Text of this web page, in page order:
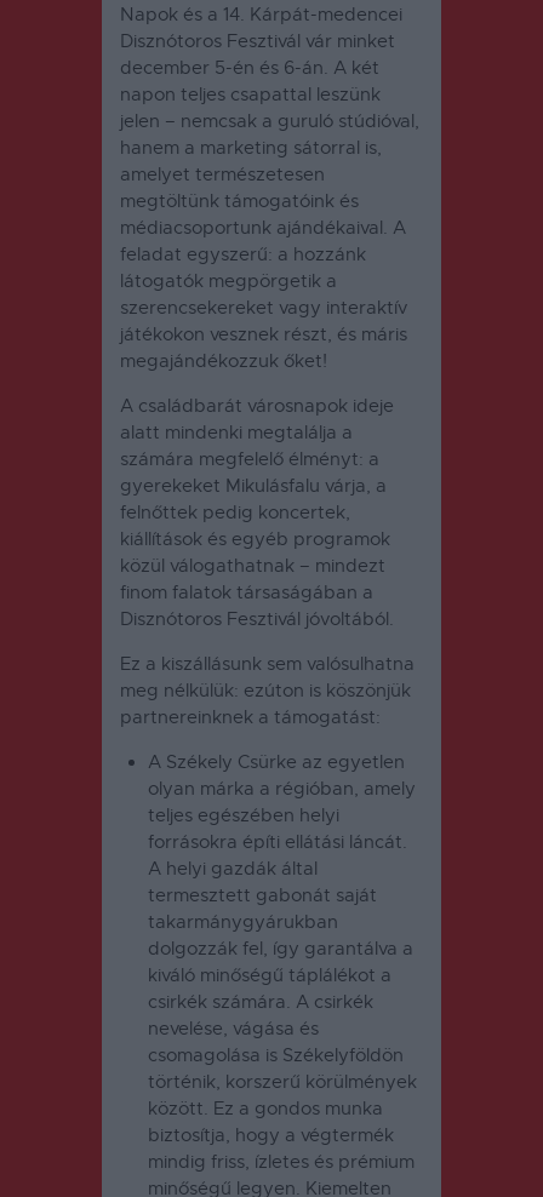
Napok és a 14. Kárpát-medencei
Disznótoros Fesztivál vár minket
december 5-én és 6-án. A két
napon teljes csapattal leszünk
jelen – nemcsak a guruló stúdióval,
hanem a marketing sátorral is,
amelyet természetesen
megtöltünk támogatóink és
médiacsoportunk ajándékaival. A
feladat egyszerű: a hozzánk
látogatók megpörgetik a
szerencsekereket vagy interaktív
játékokon vesznek részt, és máris
megajándékozzuk őket!
A családbarát városnapok ideje
alatt mindenki megtalálja a
számára megfelelő élményt: a
gyerekeket Mikulásfalu várja, a
felnőttek pedig koncertek,
kiállítások és egyéb programok
közül válogathatnak – mindezt
finom falatok társaságában a
Disznótoros Fesztivál jóvoltából.
Ez a kiszállásunk sem valósulhatna
meg nélkülük: ezúton is köszönjük
partnereinknek a támogatást:
A Székely Csürke az egyetlen
olyan márka a régióban, amely
teljes egészében helyi
forrásokra építi ellátási láncát.
A helyi gazdák által
termesztett gabonát saját
takarmánygyárukban
dolgozzák fel, így garantálva a
kiváló minőségű táplálékot a
csirkék számára. A csirkék
nevelése, vágása és
csomagolása is Székelyföldön
történik, korszerű körülmények
között. Ez a gondos munka
biztosítja, hogy a végtermék
mindig friss, ízletes és prémium
minőségű legyen. Kiemelten